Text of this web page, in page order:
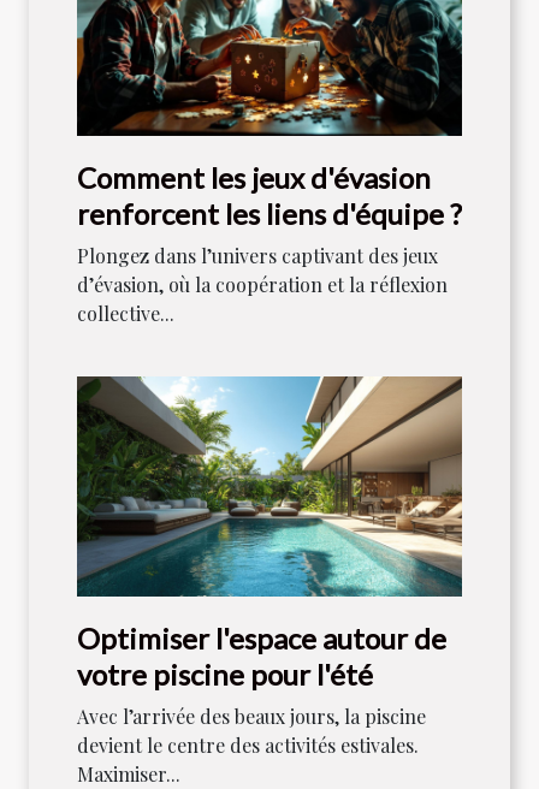
Comment les jeux d'évasion
renforcent les liens d'équipe ?
Plongez dans l’univers captivant des jeux
d’évasion, où la coopération et la réflexion
collective...
Optimiser l'espace autour de
votre piscine pour l'été
Avec l’arrivée des beaux jours, la piscine
devient le centre des activités estivales.
Maximiser...